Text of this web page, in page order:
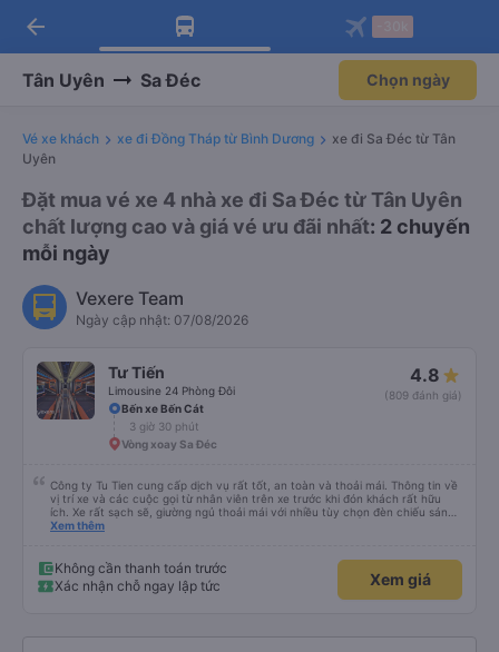
Tải app Vexere ngay!
Nhận ưu đãi thành viên độc
Mở app
Tải app Vexere
-30k/ghế khi đặt vé máy bay qua
Mở app
arrow_back
Tân Uyên Sa Đéc Chọn ngày
Vé xe khách xe đi Đồng Tháp từ Bình Dương
xe đi Sa Đéc từ Tân
Uyên
Đặt mua vé xe 4 nhà xe đi Sa Đéc từ Tân Uyên
chất lượng cao và giá vé ưu đãi nhất: 2 chuyến
mỗi ngày
Vexere Team
Ngày cập nhật: 07/08/2026
Tư Tiến
Limousine 24 Phòng Đôi
4.8
(809 đánh giá)
Bến xe Bến Cát
3 giờ 30 phút
Vòng xoay Sa Đéc
Công ty Tu Tien cung cấp dịch vụ rất tốt, an toàn và thoải mái. Thông tin về
vị trí xe và các cuộc gọi từ nhân viên trên xe trước khi đón khách rất hữu
ích. Xe rất sạch sẽ, giường ngủ thoải mái với nhiều tùy chọn đèn chiếu sáng
và cổng USB được đặt ở vị trí thuận tiện. Nhân viên rất lịch sự và xe đến
Xem thêm
Không cần thanh toán trước
Xác nhận chỗ ngay lập tức
Xem giá